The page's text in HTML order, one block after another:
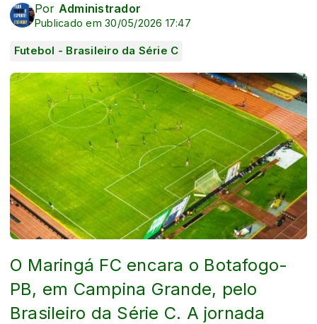
Por Administrador
Publicado em 30/05/2026 17:47
Futebol - Brasileiro da Série C
O Maringá FC encara o Botafogo-
PB, em Campina Grande, pelo
Brasileiro da Série C. A jornada